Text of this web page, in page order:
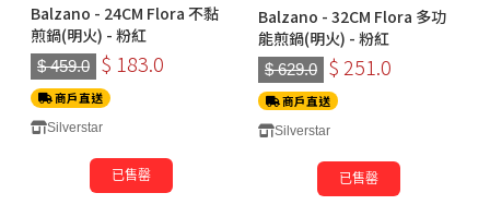
Balzano - 24CM Flora 不黏
煎鍋(明火) - 粉紅
$ 459.0 $ 183.0
商戶直送
Silverstar
已售罄
Balzano - 32CM Flora 多功
能煎鍋(明火) - 粉紅
$ 629.0 $ 251.0
商戶直送
Silverstar
已售罄